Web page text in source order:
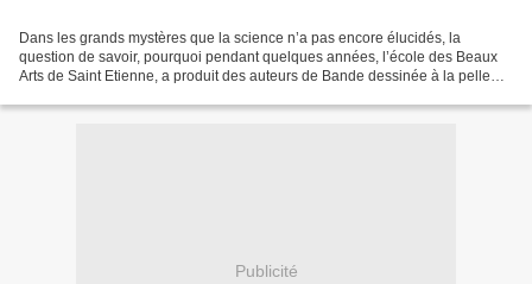
Dans les grands mystères que la science n’a pas encore élucidés, la
question de savoir, pourquoi pendant quelques années, l’école des Beaux
Arts de Saint Etienne, a produit des auteurs de Bande dessinée à la pelle
Publicité